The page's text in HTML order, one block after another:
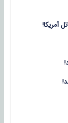
آمریکا!